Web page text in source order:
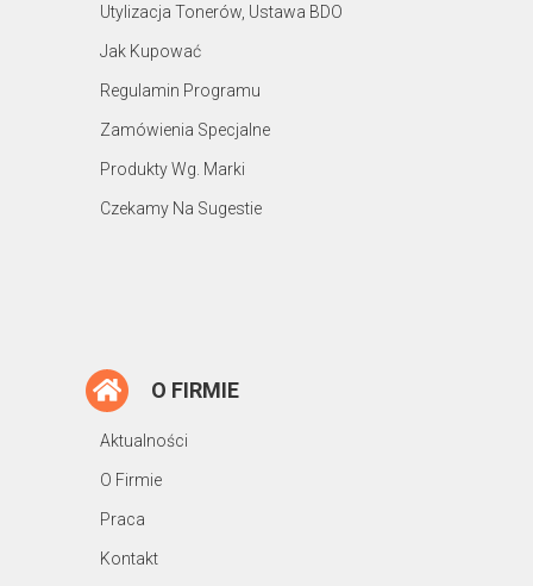
Utylizacja Tonerów, Ustawa BDO
Jak Kupować
Regulamin Programu
Zamówienia Specjalne
Produkty Wg. Marki
Czekamy Na Sugestie
O FIRMIE
Aktualności
O Firmie
Praca
Kontakt